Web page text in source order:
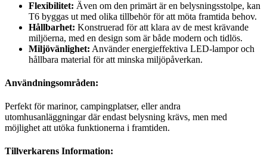
Flexibilitet: Även om den primärt är en belysningsstolpe, kan
T6 byggas ut med olika tillbehör för att möta framtida behov.
Hållbarhet: Konstruerad för att klara av de mest krävande
miljöerna, med en design som är både modern och tidlös.
Miljövänlighet: Använder energieffektiva LED-lampor och
hållbara material för att minska miljöpåverkan.
Användningsområden:
Perfekt för marinor, campingplatser, eller andra
utomhusanläggningar där endast belysning krävs, men med
möjlighet att utöka funktionerna i framtiden.
Tillverkarens Information: